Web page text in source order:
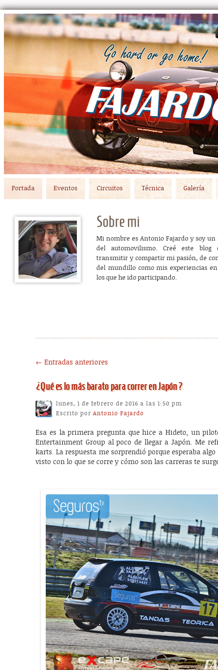
Skip to primary content
Skip to secondary content
Portada Eventos Circuitos Técnica Galería
Sobre mi
Mi nombre es Antonio Fajardo y soy un
del automovilismo. Creé este
transmitir y compartir mi pasión, de
del mundillo como mis experiencias
los que he ido participando.
← Entradas anteriores
¿Qué es lo más barato para correr en Japón?
lunes, 1 de febrero de 2016 a las 1:50 pm
Escrito porAntonio Fajardo
Esa es la primera pregunta que hice a Hideto, un
Entertainment Group al poco de llegar a Japón. Me
karts. La respuesta me sorprendió porque esperaba
visto con lo que se corre y cómo son las carreras te